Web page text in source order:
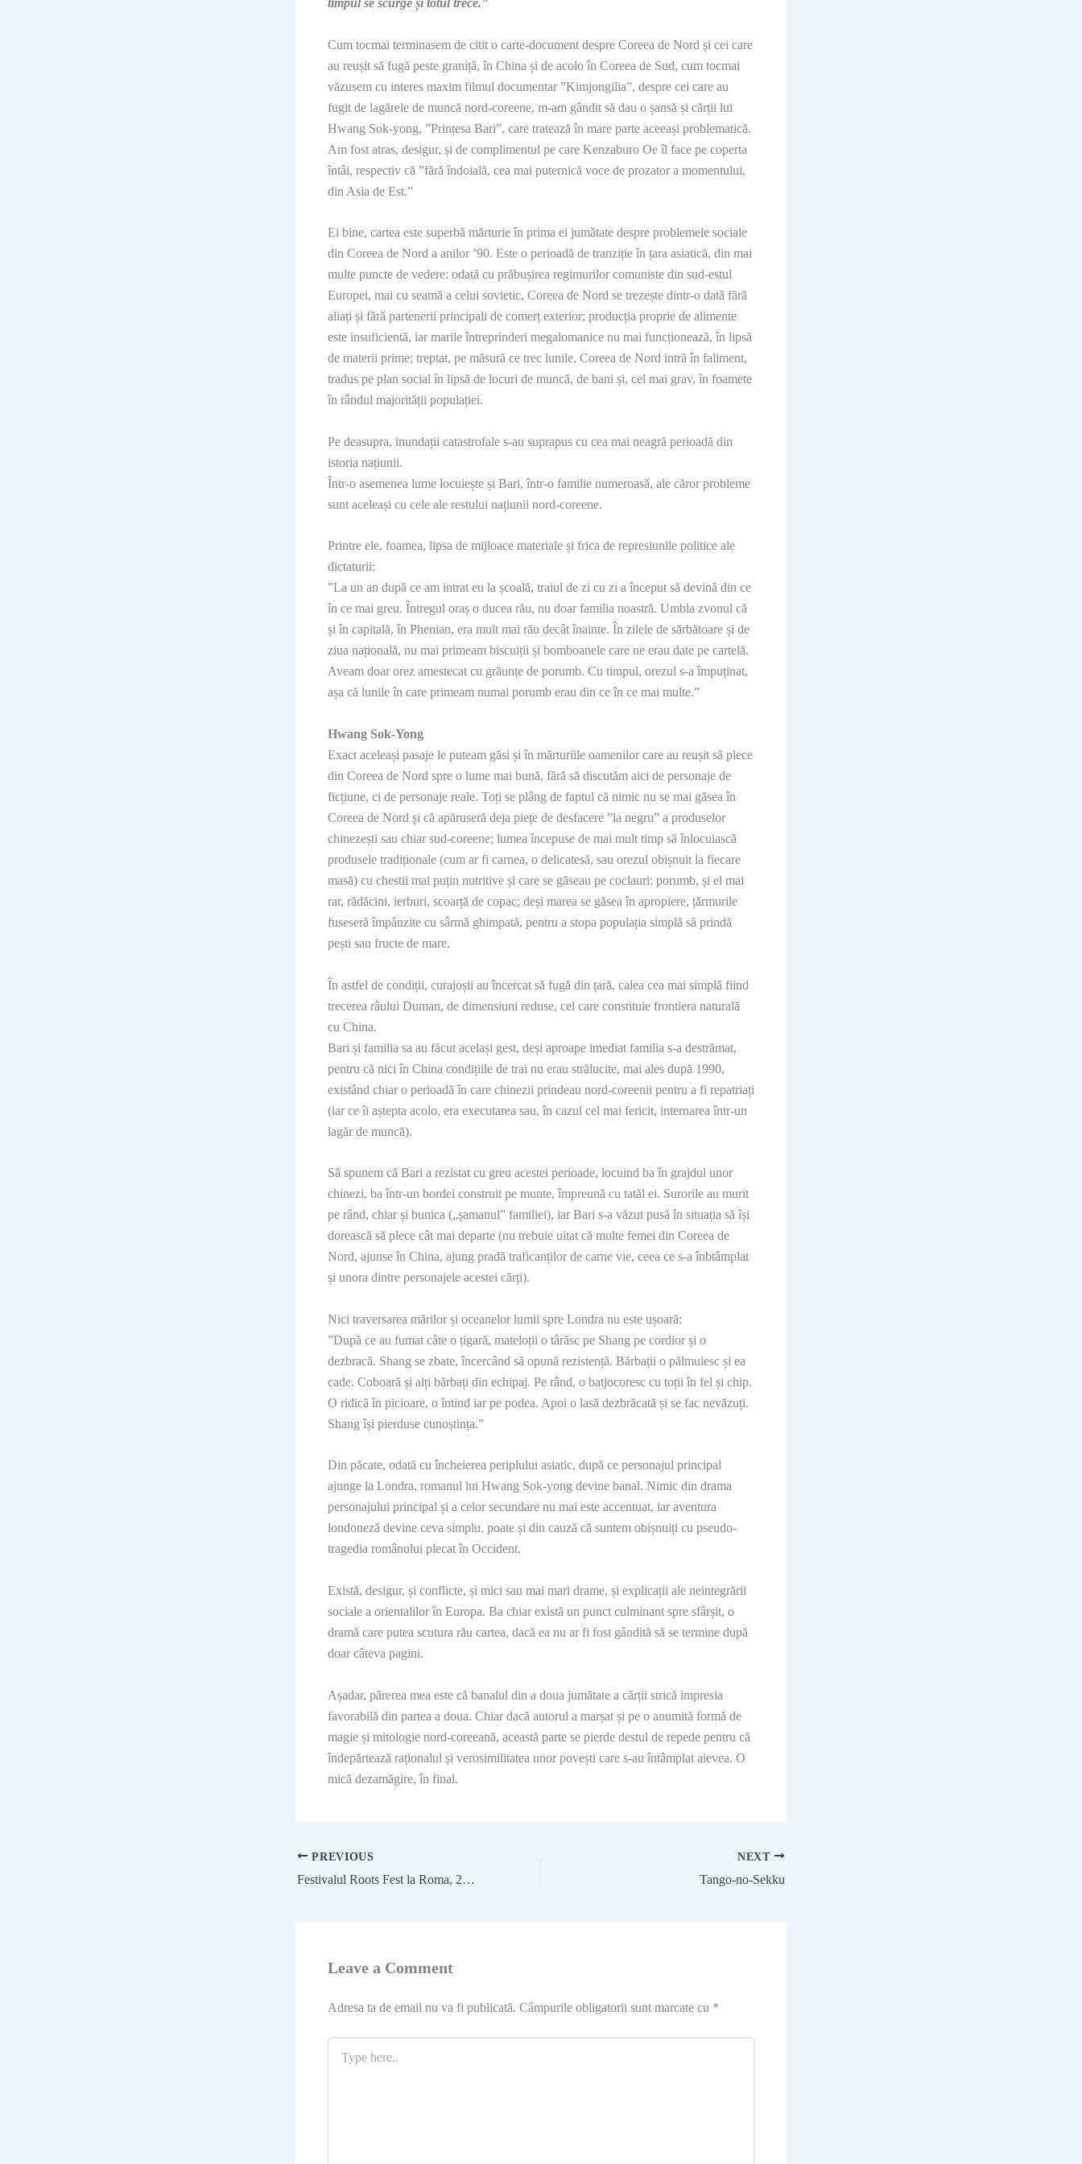
timpul se scurge și totul trece.”
Cum tocmai terminasem de citit o carte-document despre Coreea de Nord și cei care
au reușit să fugă peste graniță, în China și de acolo în Coreea de Sud, cum tocmai
văzusem cu interes maxim filmul documentar ”Kimjongilia”, despre cei care au
fugit de lagărele de muncă nord-coreene, m-am gândit să dau o șansă și cărții lui
Hwang Sok-yong, ”Prințesa Bari”, care tratează în mare parte aceeași problematică.
Am fost atras, desigur, și de complimentul pe care Kenzaburo Oe îl face pe coperta
întâi, respectiv că ”fără îndoială, cea mai puternică voce de prozator a momentului,
din Asia de Est.”
Ei bine, cartea este superbă mărturie în prima ei jumătate despre problemele sociale
din Coreea de Nord a anilor ’90. Este o perioadă de tranziție în țara asiatică, din mai
multe puncte de vedere: odată cu prăbușirea regimurilor comuniste din sud-estul
Europei, mai cu seamă a celui sovietic, Coreea de Nord se trezește dintr-o dată fără
aliați și fără partenerii principali de comerț exterior; producția proprie de alimente
este insuficientă, iar marile întreprinderi megalomanice nu mai funcționează, în lipsă
de materii prime; treptat, pe măsură ce trec lunile, Coreea de Nord intră în faliment,
tradus pe plan social în lipsă de locuri de muncă, de bani și, cel mai grav, în foamete
în rândul majorității populației.
Pe deasupra, inundații catastrofale s-au suprapus cu cea mai neagră perioadă din
istoria națiunii.
Într-o asemenea lume locuiește și Bari, într-o familie numeroasă, ale căror probleme
sunt aceleași cu cele ale restului națiunii nord-coreene.
Printre ele, foamea, lipsa de mijloace materiale și frica de represiunile politice ale
dictaturii:
”La un an după ce am intrat eu la școală, traiul de zi cu zi a început să devină din ce
în ce mai greu. Întregul oraș o ducea rău, nu doar familia noastră. Umbla zvonul că
și în capitală, în Phenian, era mult mai rău decât înainte. În zilele de sărbătoare și de
ziua națională, nu mai primeam biscuiții și bomboanele care ne erau date pe cartelă.
Aveam doar orez amestecat cu grăunțe de porumb. Cu timpul, orezul s-a împuținat,
așa că lunile în care primeam numai porumb erau din ce în ce mai multe.”
Hwang Sok-Yong
Exact aceleași pasaje le puteam găsi și în mărturiile oamenilor care au reușit să plece
din Coreea de Nord spre o lume mai bună, fără să discutăm aici de personaje de
ficțiune, ci de personaje reale. Toți se plâng de faptul că nimic nu se mai găsea în
Coreea de Nord și că apăruseră deja piețe de desfacere ”la negru” a produselor
chinezești sau chiar sud-coreene; lumea începuse de mai mult timp să înlocuiască
produsele tradiționale (cum ar fi carnea, o delicatesă, sau orezul obișnuit la fiecare
masă) cu chestii mai puțin nutritive și care se găseau pe coclauri: porumb, și el mai
rar, rădăcini, ierburi, scoarță de copac; deși marea se găsea în apropiere, țărmurile
fuseseră împânzite cu sârmă ghimpată, pentru a stopa populația simplă să prindă
pești sau fructe de mare.
În astfel de condiții, curajoșii au încercat să fugă din țară, calea cea mai simplă fiind
trecerea râului Duman, de dimensiuni reduse, cel care constituie frontiera naturală
cu China.
Bari și familia sa au făcut același gest, deși aproape imediat familia s-a destrămat,
pentru că nici în China condițiile de trai nu erau strălucite, mai ales după 1990,
existând chiar o perioadă în care chinezii prindeau nord-coreenii pentru a fi repatriați
(iar ce îi aștepta acolo, era executarea sau, în cazul cel mai fericit, internarea într-un
lagăr de muncă).
Să spunem că Bari a rezistat cu greu acestei perioade, locuind ba în grajdul unor
chinezi, ba într-un bordei construit pe munte, împreună cu tatăl ei. Surorile au murit
pe rând, chiar și bunica („șamanul” familiei), iar Bari s-a văzut pusă în situația să își
dorească să plece cât mai departe (nu trebuie uitat că multe femei din Coreea de
Nord, ajunse în China, ajung pradă traficanților de carne vie, ceea ce s-a înbtâmplat
și unora dintre personajele acestei cărți).
Nici traversarea mărilor și oceanelor lumii spre Londra nu este ușoară:
”După ce au fumat câte o țigară, mateloții o târăsc pe Shang pe cordior și o
dezbracă. Shang se zbate, încercând să opună rezistență. Bărbații o pălmuiesc și ea
cade. Coboară și alți bărbați din echipaj. Pe rând, o batjocoresc cu toții în fel și chip.
O ridică în picioare, o întind iar pe podea. Apoi o lasă dezbrăcată și se fac nevăzuți.
Shang își pierduse cunoștința.”
Din păcate, odată cu încheierea periplului asiatic, după ce personajul principal
ajunge la Londra, romanul lui Hwang Sok-yong devine banal. Nimic din drama
personajului principal și a celor secundare nu mai este accentuat, iar aventura
londoneză devine ceva simplu, poate și din cauză că suntem obișnuiți cu pseudo-
tragedia românului plecat în Occident.
Există, desigur, și conflicte, și mici sau mai mari drame, și explicații ale neintegrării
sociale a orientalilor în Europa. Ba chiar există un punct culminant spre sfârșit, o
dramă care putea scutura rău cartea, dacă ea nu ar fi fost gândită să se termine după
doar câteva pagini.
Așadar, părerea mea este că banalul din a doua jumătate a cărții strică impresia
favorabilă din partea a doua. Chiar dacă autorul a marșat și pe o anumită formă de
magie și mitologie nord-coreeană, această parte se pierde destul de repede pentru că
îndepărtează raționalul și verosimilitatea unor povești care s-au întâmplat aievea. O
mică dezamăgire, în final.
PREVIOUS
Festivalul Roots Fest la Roma, 2 și 3 noiembrie – Arpeggio&Roua
NEXT
Tango-no-Sekku
Leave a Comment
Adresa ta de email nu va fi publicată. Câmpurile obligatorii sunt marcate cu *
here..